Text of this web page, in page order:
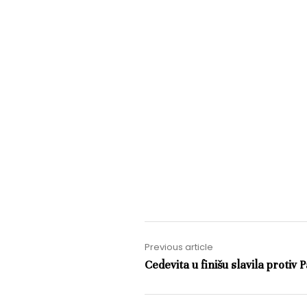
Previous article
Cedevita u finišu slavila protiv